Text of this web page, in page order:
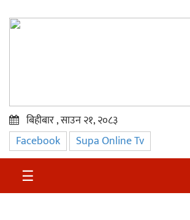
प्रमुख
समाचार
सुदुर
बिहीबार , साउन २१, २०८३
Facebook Supa Online Tv
☰